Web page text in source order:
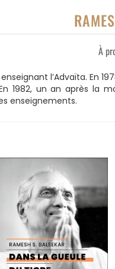
À
l’Advaïta. En
1982, un an après la
enseignements.